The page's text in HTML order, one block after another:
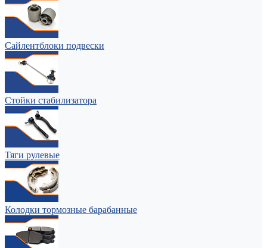
Сайлентблоки подвески
Стойки стабилизатора
Тяги рулевые
Колодки тормозные барабанные